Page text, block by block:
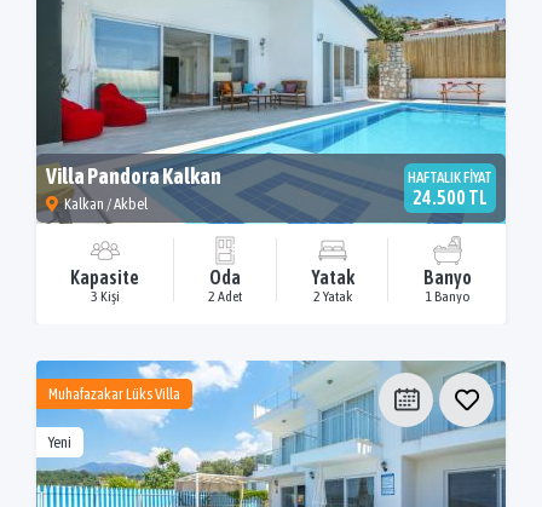
Villa Pandora Kalkan
Kalkan / Akbel
HAFTALIK FİYAT
24.500 TL
Kapasite
3 Kişi
Oda
2 Adet
Yatak
2 Yatak
Banyo
1 Banyo
Muhafazakar Lüks Villa
Yeni